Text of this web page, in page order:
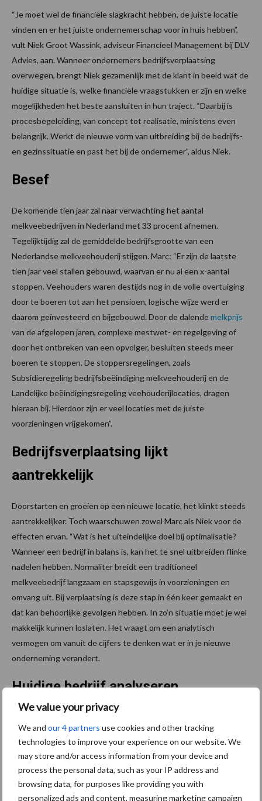
We value your privacy
We and our 4 partners use cookies and other tracking
technologies to improve your experience on our website. We
may store and/or access information from your device and
process the personal data, such as your IP address and
browsing data, for purposes like providing you with
personalized ads and content, measuring marketing campaign
“Je moet wel de financiële slagkracht hebben, de juiste locatie
vinden en er het juiste ondernemerschap voor in huis hebben”,
vult Niek Groot Wassink, adviseur Financieel Management bij DLV
Advies, aan. Wanneer ondernemers bedrijfsverplaatsing
overwegen, brengt Niek gezamenlijk met de klant in beeld wat de
huidige situatie is, welke financiële vraagstukken er zijn en welke
mogelijkheden het beste aansluiten in hun traject. “Daarbij is
procesbegeleiding, van concept tot realisatie, ministens even
belangrijk. Werkt de nieuwe vorm van uitbreiding bij de bedrijfs-
en gezinssituatie en past het bij de ondernemer”, aldus Niek.
Besef
De komende tien jaar zal naar verwachting het aantal
melkveebedrijven in Nederland met 33 procent afnemen.
Tegelijktijdig zal de gemiddelde bedrijfsgrootte van een
Nederlandse melkveehouderij stijgen. Marc: “Er zijn de laatste
tien jaar veel stallen gebouwd, waarvan er nu al een x-aantal
stoppen. Veehouders waren destijds nog in de volle overtuiging
door te boeren tot aan het pensioen, logische wijze werd er
daarom geïnvesteerd en bijgebouwd. Door de dalendemelkprijs
van de afgelopen jaren, complexe mestwet- en regelgeving of
door het ontbreken van een opvolger, besluiten steeds meer
boeren te stoppen. De stoppersregelingen, zoals
Subsidieregeling bedrijfsbeëindiging melkveehouderij en de
Landelijke beëindigingsregeling veehouderijlocaties, dragen
hieraan bij. Hierdoor zijn er veel locaties met de juiste
voorzieningen vrijgekomen”.
Bedrijfsverplaatsing lijkt
aantrekkelijk
Doorstarten en groeien op een nieuwe locatie, het klinkt steeds
aantrekkelijker. Toch waarschuwen zowel Marc als Niek voor de
effecten ervan. “Wat is het uiteindelijke doel bij optimalisatie?
Wanneer een bedrijf in balans is, kan het te snel uitbreiden flinke
nadelen hebben. Normaliter breidt een traditioneel
melkveebedrijf langzaam en stapsgewijs in voorzieningen en
omvang uit. Bij verplaatsing is deze stap in één keer gemaakt en
dat kan behoorlijke gevolgen hebben. In zo’n situatie moet je wel
makkelijk kunnen loslaten. Het vraagt om een analytisch
vermogen om vanuit de cĳfers te denken wat er in je nieuwe
onderneming verandert.
Huidige bedrijf analyseren
nieuwe situatie maken daar uiteraard deel van uit. Werken vanuit
de oude situatie en het voorgaande bedrĳf kopiëren naar de
nieuwe locatie gaat niet op”, aldus Niek. Marc vult aan: ”Een
traject. Een veehouder kan, wanneer hij besluit tot uitbreiding